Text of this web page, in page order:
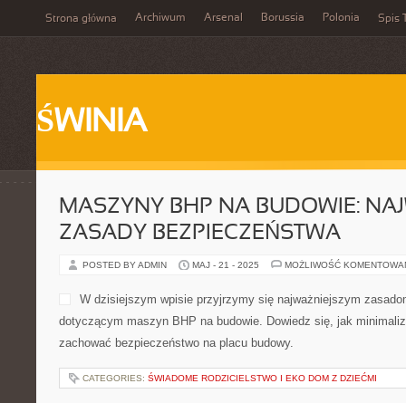
Strona główna Archiwum Arsenal Borussia Polonia Spis
ŚWINIA
MASZYNY BHP NA BUDOWIE:
ZASADY BEZPIECZEŃSTWA
POSTED BY ADMIN MAJ - 21 - 2025 MOŻLIWOŚĆ
W dzisiejszym wpisie przyjrzymy się najważniejszym
dotyczącym maszyn BHP na budowie. Dowiedz się, jak
zachować bezpieczeństwo na placu budowy.
CATEGORIES: ŚWIADOME RODZICIELSTWO I EKO DOM Z DZIEĆMI